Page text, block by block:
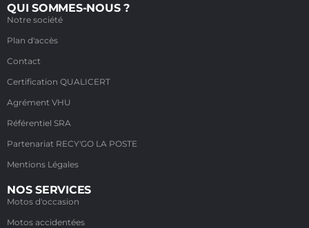
QUI SOMMES-NOUS ?
Notre société
Plan d'accès
Contact
Certification QUALICERT
Agrément VHU
Référentiel SRA
Partenariat RECY'GO LA POSTE
Mentions Légales
NOS SERVICES
Motos d'occasion
Motos accidentées